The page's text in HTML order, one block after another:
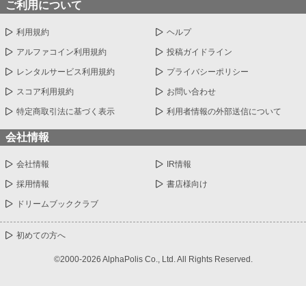
ご利用について
利用規約 ヘルプ
アルファコイン利用規約 投稿ガイドライン
レンタルサービス利用規約 プライバシーポリシー
スコア利用規約 お問い合わせ
特定商取引法に基づく表示 利用者情報の外部送信について
会社情報
会社情報 IR情報
採用情報 書店様向け
ドリームブッククラブ
初めての方へ
©2000-2026 AlphaPolis Co., Ltd. All Rights Reserved.